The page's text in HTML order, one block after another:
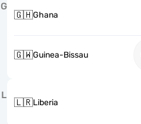
G
🇬🇭Ghana
🇬🇼Guinea-Bissau
L
🇱🇷Liberia